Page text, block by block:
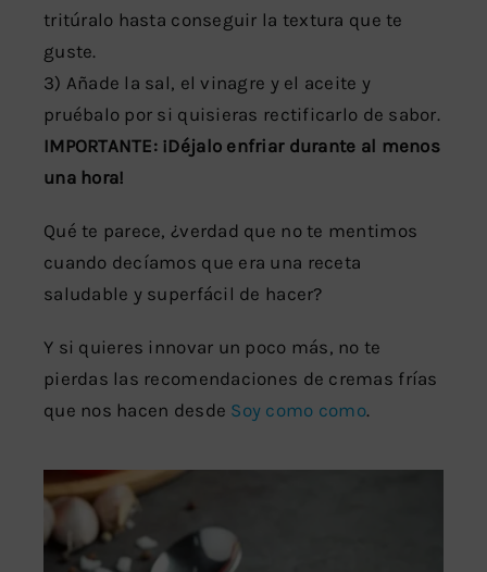
tritúralo hasta conseguir la textura que te
guste.
3) Añade la sal, el vinagre y el aceite y
pruébalo por si quisieras rectificarlo de sabor.
IMPORTANTE: ¡Déjalo enfriar durante al menos
una hora!
Qué te parece, ¿verdad que no te mentimos
cuando decíamos que era una receta
saludable y superfácil de hacer?
Y si quieres innovar un poco más, no te
pierdas las recomendaciones de cremas frías
que nos hacen desde Soy como como.